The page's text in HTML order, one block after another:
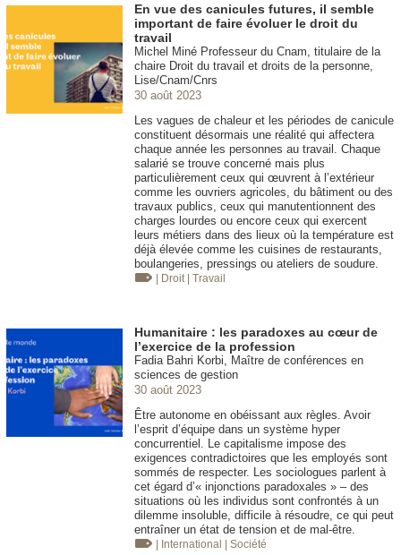
En vue des canicules futures, il semble
important de faire évoluer le droit du
travail
Michel Miné Professeur du Cnam, titulaire de la
chaire Droit du travail et droits de la personne,
Lise/Cnam/Cnrs
30 août 2023
Les vagues de chaleur et les périodes de canicule
constituent désormais une réalité qui affectera
chaque année les personnes au travail. Chaque
salarié se trouve concerné mais plus
particulièrement ceux qui œuvrent à l’extérieur
comme les ouvriers agricoles, du bâtiment ou des
travaux publics, ceux qui manutentionnent des
charges lourdes ou encore ceux qui exercent
leurs métiers dans des lieux où la température est
déjà élevée comme les cuisines de restaurants,
boulangeries, pressings ou ateliers de soudure.
| Droit | Travail
Humanitaire : les paradoxes au cœur de
l’exercice de la profession
Fadia Bahri Korbi, Maître de conférences en
sciences de gestion
30 août 2023
Être autonome en obéissant aux règles. Avoir
l’esprit d’équipe dans un système hyper
concurrentiel. Le capitalisme impose des
exigences contradictoires que les employés sont
sommés de respecter. Les sociologues parlent à
cet égard d’« injonctions paradoxales » – des
situations où les individus sont confrontés à un
dilemme insoluble, difficile à résoudre, ce qui peut
entraîner un état de tension et de mal-être.
| International | Société